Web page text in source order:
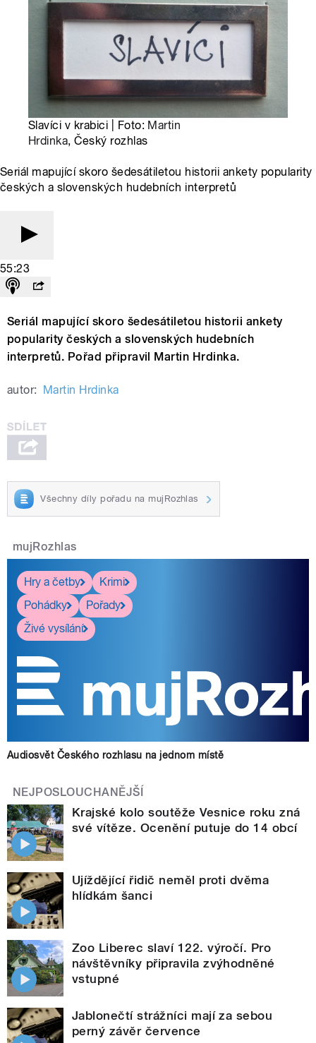
Slavíci v krabici | Foto: Martin
Hrdinka, Český rozhlas
Seriál mapující skoro šedesátiletou historii ankety popularity
českých a slovenských hudebních interpretů
55:23
Seriál mapující skoro šedesátiletou historii ankety
popularity českých a slovenských hudebních
interpretů. Pořad připravil Martin Hrdinka.
autor: Martin Hrdinka
Všechny díly pořadu na mujRozhlas
mujRozhlas
Hry a četby
Krimi
Pohádky
Pořady
Živé vysílání
Audiosvět Českého rozhlasu na jednom místě
NEJPOSLOUCHANĚJŠÍ
Krajské kolo soutěže Vesnice roku zná
své vítěze. Ocenění putuje do 14 obcí
Ujíždějící řidič neměl proti dvěma
hlídkám šanci
Zoo Liberec slaví 122. výročí. Pro
návštěvníky připravila zvýhodněné
vstupné
Jablonečtí strážníci mají za sebou
perný závěr července